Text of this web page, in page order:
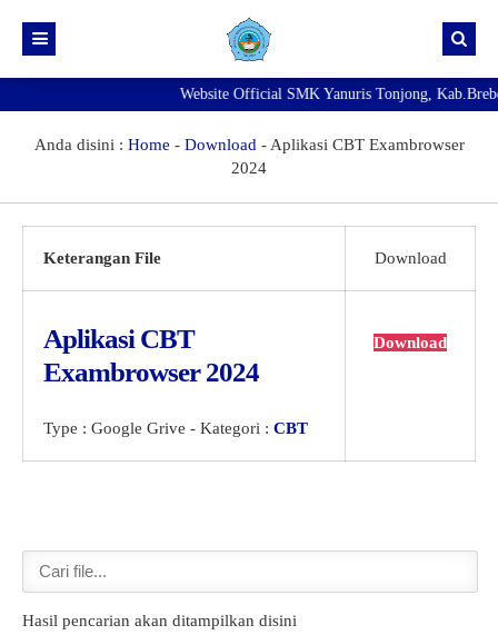
Info Kelulusan
SMK Yanuris Tonjong Masih Membuka Pendaftaran Murid
Baru Tahun Pelajaran 2026/2027
Agenda
Exambrowser
NEW
Galeri
Website Official SMK Yanuris Tonjong,
Anda disini : Home - Download - Aplikasi CBT Exambrowser
2024
Keterangan File Download
Aplikasi CBT
Exambrowser 2024
Type : Google Grive - Kategori : CBT
Download
Hasil pencarian akan ditampilkan disini